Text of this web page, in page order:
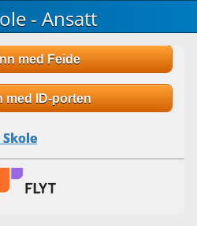
- Ansatt
med Feide
med ID-porten